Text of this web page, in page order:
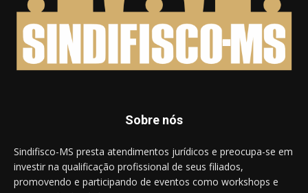
Sobre nós
Sindifisco-MS presta atendimentos jurídicos e preocupa-se em
investir na qualificação profissional de seus filiados,
promovendo e participando de eventos como workshops e